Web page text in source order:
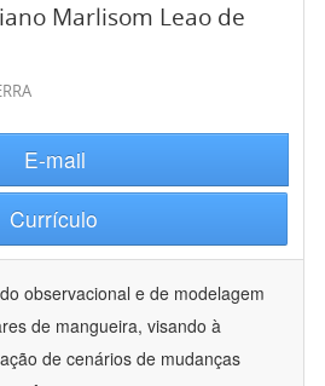
Marlisom Leao de
E-mail
Currículo
observacional e de modelagem
de mangueira, visando à
de cenários de mudanças